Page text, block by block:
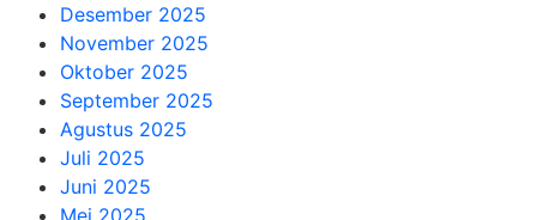
Desember 2025
November 2025
Oktober 2025
September 2025
Agustus 2025
Juli 2025
Juni 2025
Mei 2025